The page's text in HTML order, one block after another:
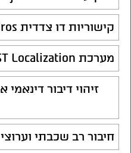
קישוריות דו צדדית BiCros
מערכת ST Localization™
חיבור רב שכבתי וערוצי Multi-connectivity ™